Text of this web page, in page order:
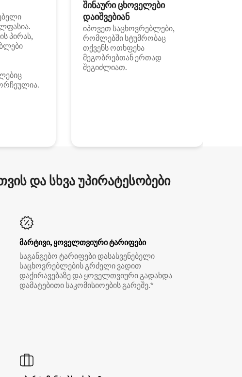
პირას,
შინაური ცხოველები
დაიშვებიან
იპოვეთ საცხოვრებლები,
რომლებში სტუმრობაც
თქვენს ოთხფეხა
მეგობრებთან ერთად
შეგიძლიათ.
და სხვა უპირატესობები
მარტივი, ყოველთვიური ტარიფები
საგანგებო ტარიფები დასასვენებელი
საცხოვრებლების გრძელი ვადით
დაქირავებაზე და ყოველთვიური გადახდა
დამატებითი საკომისიოების გარეშე.*